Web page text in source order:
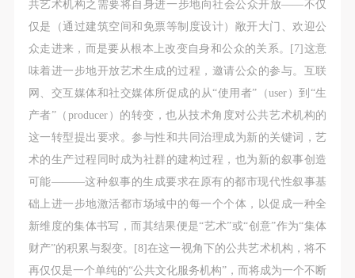
共艺术机构之需要将自身进一步地向社会公众开放——不仅
仅是（通过建筑空间和免票等制度设计）敞开大门、欢迎公
众走进来，而是要从根本上改变自身和公众的关系。[7]这意
味着进一步地开放艺术生成的过程，邀请公众的参与。互联
网、交互媒体和社交媒体所促成的从“使用者”（user）到“生
产者”（producer）的转变，也从技术角度对公共艺术机构的
这一转型提出要求。参与性和共同治理成为新的关键词，艺
术的生产过程同时成为社群的建构过程，也为新的叙事创造
可能———这种叙事的生成要求在原有的都市现代性叙事基
础上进一步地激活都市场域中的每一个个体，以促成一种全
新维度的集体书写，而其结果便是“艺术”或“创意”作为“集体
财产”的积累与裂变。[8]在这一视角下的公共艺术机构，将不
再仅仅是一个单纯的“公共文化服务机构”，而将成为一个不断